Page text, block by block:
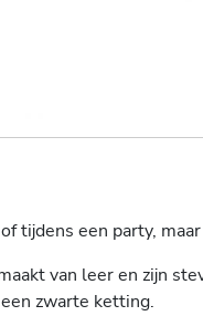
tijdens een party,
van leer en zijn
zwarte ketting.